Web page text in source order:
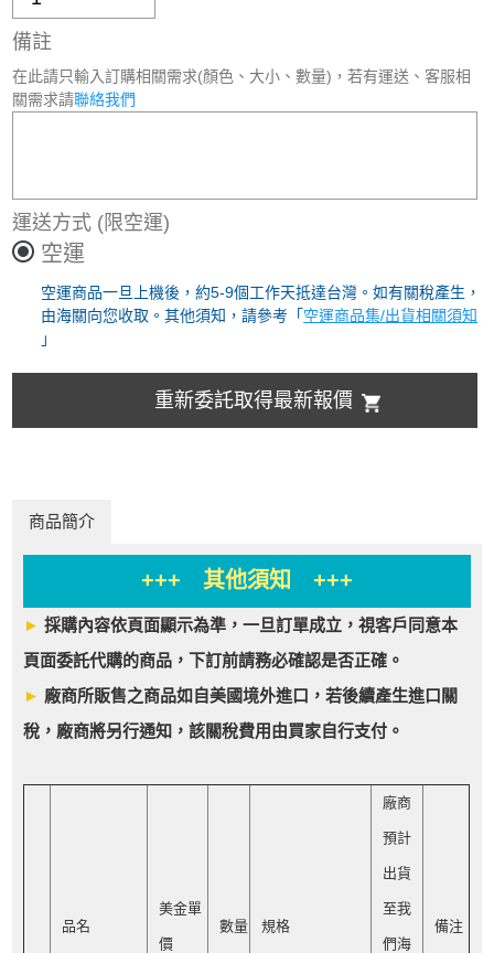
備註
在此請只輸入訂購相關需求(顏色、大小、數量)，若有運送、客服相
關需求請聯絡我們
運送方式 (限空運)
空運
空運商品一旦上機後，約5-9個工作天抵達台灣。如有關稅產生，
由海關向您收取。其他須知，請參考「 空運商品集/出貨相關須知
」
重新委託取得最新報價
商品簡介
+++ 其他須知 +++
►採購內容依頁面顯示為準，一旦訂單成立，視客戶同意本
頁面委託代購的商品，下訂前請務必確認是否正確。
► 廠商所販售之商品如自美國境外進口，若後續產生進口關
稅，廠商將另行通知，該關稅費用由買家自行支付。
品名
美金單
價
數量 規格
廠商
預計
出貨
至我
們海
備注